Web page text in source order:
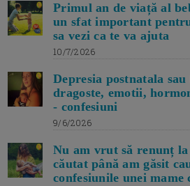
Primul an de viață al
un sfat important
sa vezi ca te va ajuta
10/7/2026
Depresia postnatala
dragoste, emotii,
- confesiuni
9/6/2026
Nu am vrut să renunț
căutat până am găsit
confesiunile unei mame